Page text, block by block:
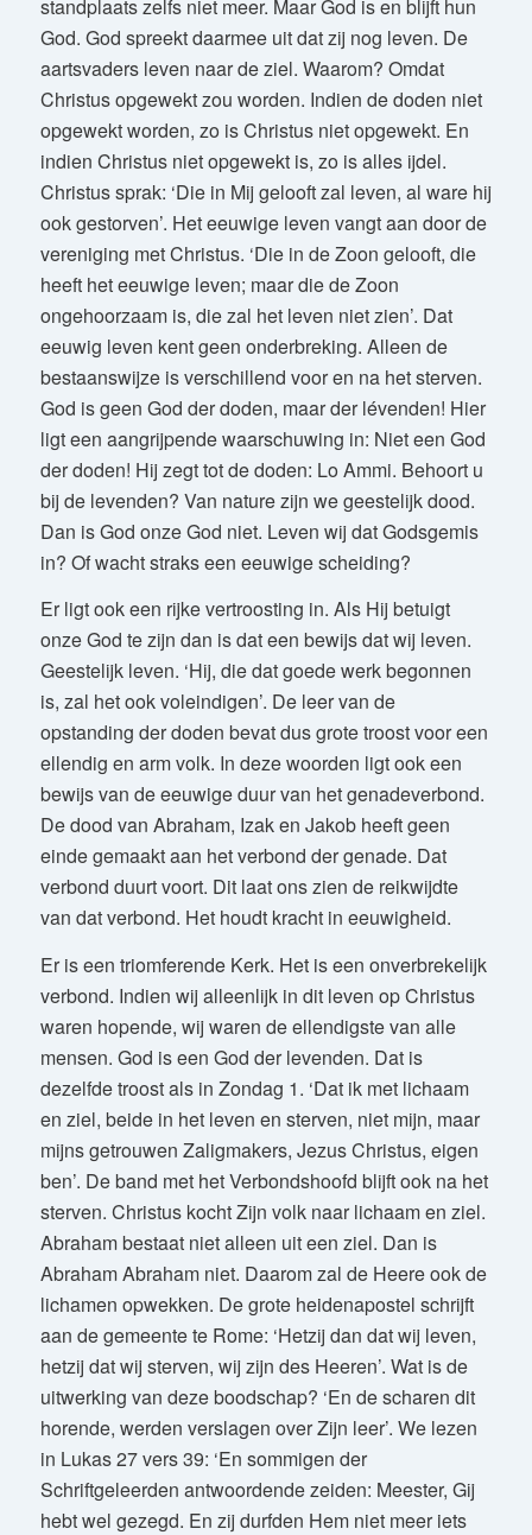
standplaats zelfs niet meer. Maar God is en blijft hun
God. God spreekt daarmee uit dat zij nog leven. De
aartsvaders leven naar de ziel. Waarom? Omdat
Christus opgewekt zou worden. Indien de doden niet
opgewekt worden, zo is Christus niet opgewekt. En
indien Christus niet opgewekt is, zo is alles ijdel.
Christus sprak: ‘Die in Mij gelooft zal leven, al ware hij
ook gestorven’. Het eeuwige leven vangt aan door de
vereniging met Christus. ‘Die in de Zoon gelooft, die
heeft het eeuwige leven; maar die de Zoon
ongehoorzaam is, die zal het leven niet zien’. Dat
eeuwig leven kent geen onderbreking. Alleen de
bestaanswijze is verschillend voor en na het sterven.
God is geen God der doden, maar der lévenden! Hier
ligt een aangrijpende waarschuwing in: Niet een God
der doden! Hij zegt tot de doden: Lo Ammi. Behoort u
bij de levenden? Van nature zijn we geestelijk dood.
Dan is God onze God niet. Leven wij dat Godsgemis
in? Of wacht straks een eeuwige scheiding?
Er ligt ook een rijke vertroosting in. Als Hij betuigt
onze God te zijn dan is dat een bewijs dat wij leven.
Geestelijk leven. ‘Hij, die dat goede werk begonnen
is, zal het ook voleindigen’. De leer van de
opstanding der doden bevat dus grote troost voor een
ellendig en arm volk. In deze woorden ligt ook een
bewijs van de eeuwige duur van het genadeverbond.
De dood van Abraham, Izak en Jakob heeft geen
einde gemaakt aan het verbond der genade. Dat
verbond duurt voort. Dit laat ons zien de reikwijdte
van dat verbond. Het houdt kracht in eeuwigheid.
Er is een triomferende Kerk. Het is een onverbrekelijk
verbond. Indien wij alleenlijk in dit leven op Christus
waren hopende, wij waren de ellendigste van alle
mensen. God is een God der levenden. Dat is
dezelfde troost als in Zondag 1. ‘Dat ik met lichaam
en ziel, beide in het leven en sterven, niet mijn, maar
mijns getrouwen Zaligmakers, Jezus Christus, eigen
ben’. De band met het Verbondshoofd blijft ook na het
sterven. Christus kocht Zijn volk naar lichaam en ziel.
Abraham bestaat niet alleen uit een ziel. Dan is
Abraham Abraham niet. Daarom zal de Heere ook de
lichamen opwekken. De grote heidenapostel schrijft
aan de gemeente te Rome: ‘Hetzij dan dat wij leven,
hetzij dat wij sterven, wij zijn des Heeren’. Wat is de
uitwerking van deze boodschap? ‘En de scharen dit
horende, werden verslagen over Zijn leer’. We lezen
in Lukas 27 vers 39: ‘En sommigen der
Schriftgeleerden antwoordende zeiden: Meester, Gij
hebt wel gezegd. En zij durfden Hem niet meer iets